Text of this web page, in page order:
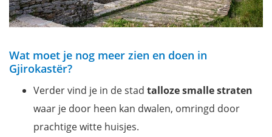
Wat moet je nog meer zien en doen in
Gjirokastër?
Verder vind je in de stad talloze smalle straten
waar je door heen kan dwalen, omringd door
prachtige witte huisjes.